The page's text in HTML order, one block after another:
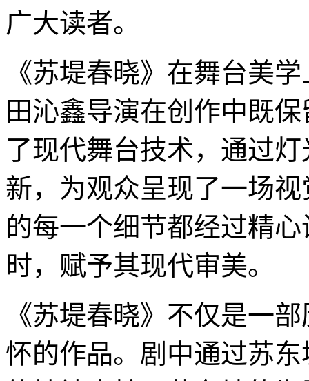
广大读者。
《苏堤春晓》在舞台美
田沁鑫导演在创作中既
了现代舞台技术，通过
新，为观众呈现了一场
的每一个细节都经过精
时，赋予其现代审美。
《苏堤春晓》不仅是一
怀的作品。剧中通过苏